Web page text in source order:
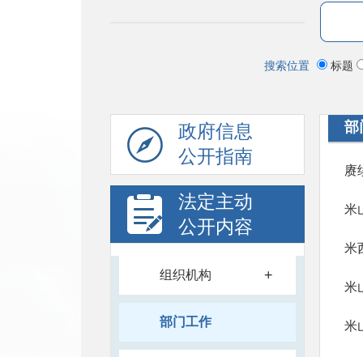
搜索位置 标题
政府信息
公开指南
法定主动
公开内容
组织机构 +
部门工作
部
赓
米
米
米
米